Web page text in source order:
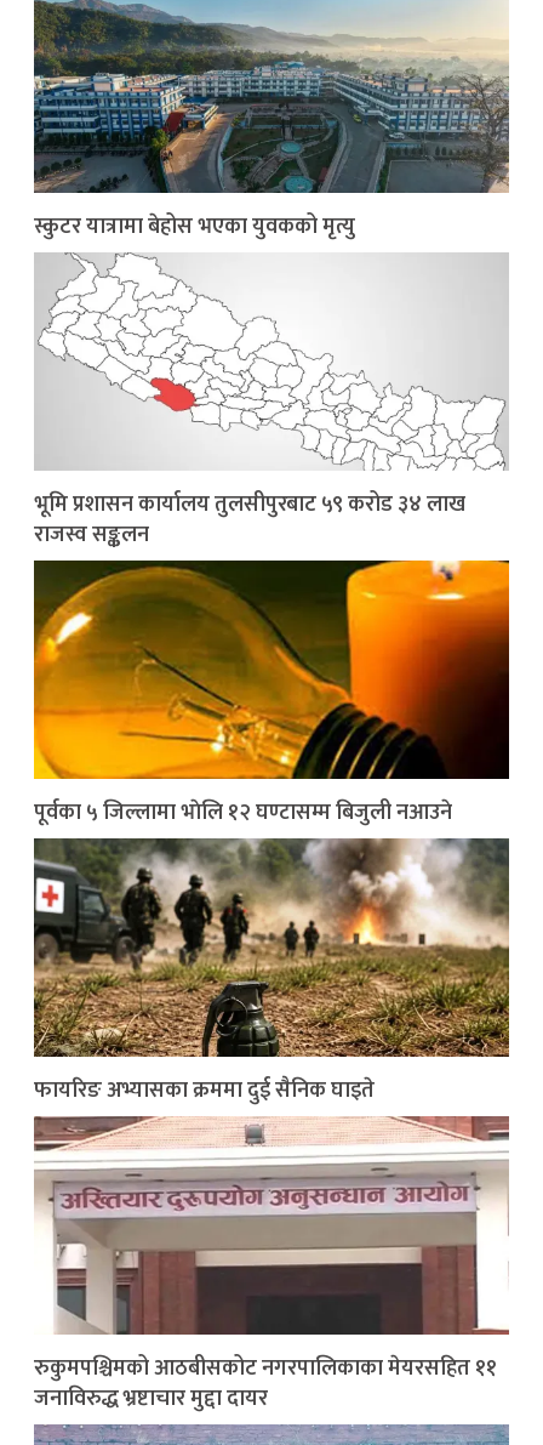
स्कुटर यात्रामा बेहोस भएका युवकको मृत्यु
भूमि प्रशासन कार्यालय तुलसीपुरबाट ५९ करोड ३४ लाख
राजस्व सङ्कलन
पूर्वका ५ जिल्लामा भाेलि १२ घण्टासम्म बिजुली नआउने
फायरिङ अभ्यासका क्रममा दुई सैनिक घाइते
रुकुमपश्चिमको आठबीसकोट नगरपालिकाका मेयरसहित ११
जनाविरुद्ध भ्रष्टाचार मुद्दा दायर